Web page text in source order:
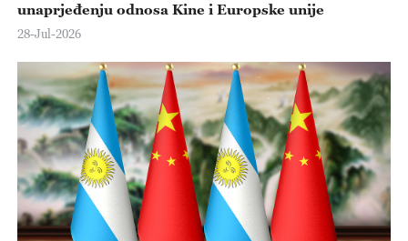
unaprjeđenju odnosa Kine i Europske unije
28-Jul-2026